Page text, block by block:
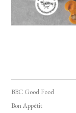
BBC Good Food
Bon Appétit